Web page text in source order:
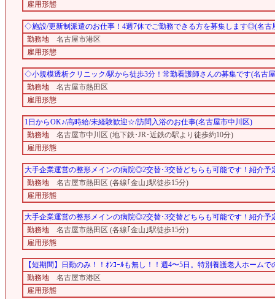
雇用形態
◇施設/更新制派遣のお仕事！4週7休でご勤務できる方を募集します◎(名古
勤務地
名古屋市港区
雇用形態
◇小規模透析クリニック/駅から徒歩3分！常勤看護師さんの募集です(名古
勤務地
名古屋市熱田区
雇用形態
1日からOK♪/高時給/未経験歓迎☆/訪問入浴のお仕事(名古屋市中川区)
勤務地
名古屋市中川区 (地下鉄･JR･近鉄の駅より徒歩約10分)
雇用形態
大手企業運営の整形メインの病院◎2交替･3交替どちらも可能です！紹介予
勤務地
名古屋市熱田区 (各線｢金山｣駅徒歩15分)
雇用形態
大手企業運営の整形メインの病院◎2交替･3交替どちらも可能です！紹介予
勤務地
名古屋市熱田区 (各線｢金山｣駅徒歩15分)
雇用形態
【短期間】日勤のみ！！ｵﾝｺｰﾙも無し！！週4〜5日。特別養護老人ホーム
勤務地
名古屋市港区
雇用形態